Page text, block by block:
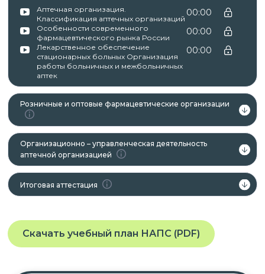
Аптечная организация.
Классификация аптечных организаций
00:00
Особенности современного
фармацевтического рынка России
00:00
Лекарственное обеспечение
стационарных больных Организация
работы больничных и межбольничных
аптек
00:00
Розничные и оптовые фармацевтические организации
Организационно – управленческая деятельность
аптечной организацией
Итоговая аттестация
Скачать учебный план НАПС (PDF)